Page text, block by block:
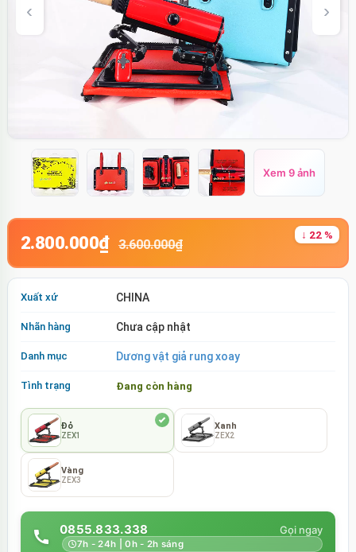
Xem 9 ảnh
2.800.000₫ 3.600.000₫
↓ 22 %
Xuất xứ CHINA
Nhãn hàng Chưa cập nhật
Danh mục Dương vật giả rung xoay
Tình trạng Đang còn hàng
Đỏ
ZEX1
Xanh
ZEX2
Vàng
ZEX3
0855.833.338
7h - 24h | 0h - 2h sáng